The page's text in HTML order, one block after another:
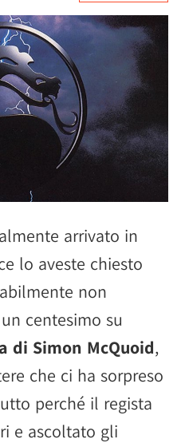
arrivato in
lo aveste chiesto
non
centesimo su
di Simon McQuoid,
che ci ha sorpreso
perché il regista
e ascoltato gli